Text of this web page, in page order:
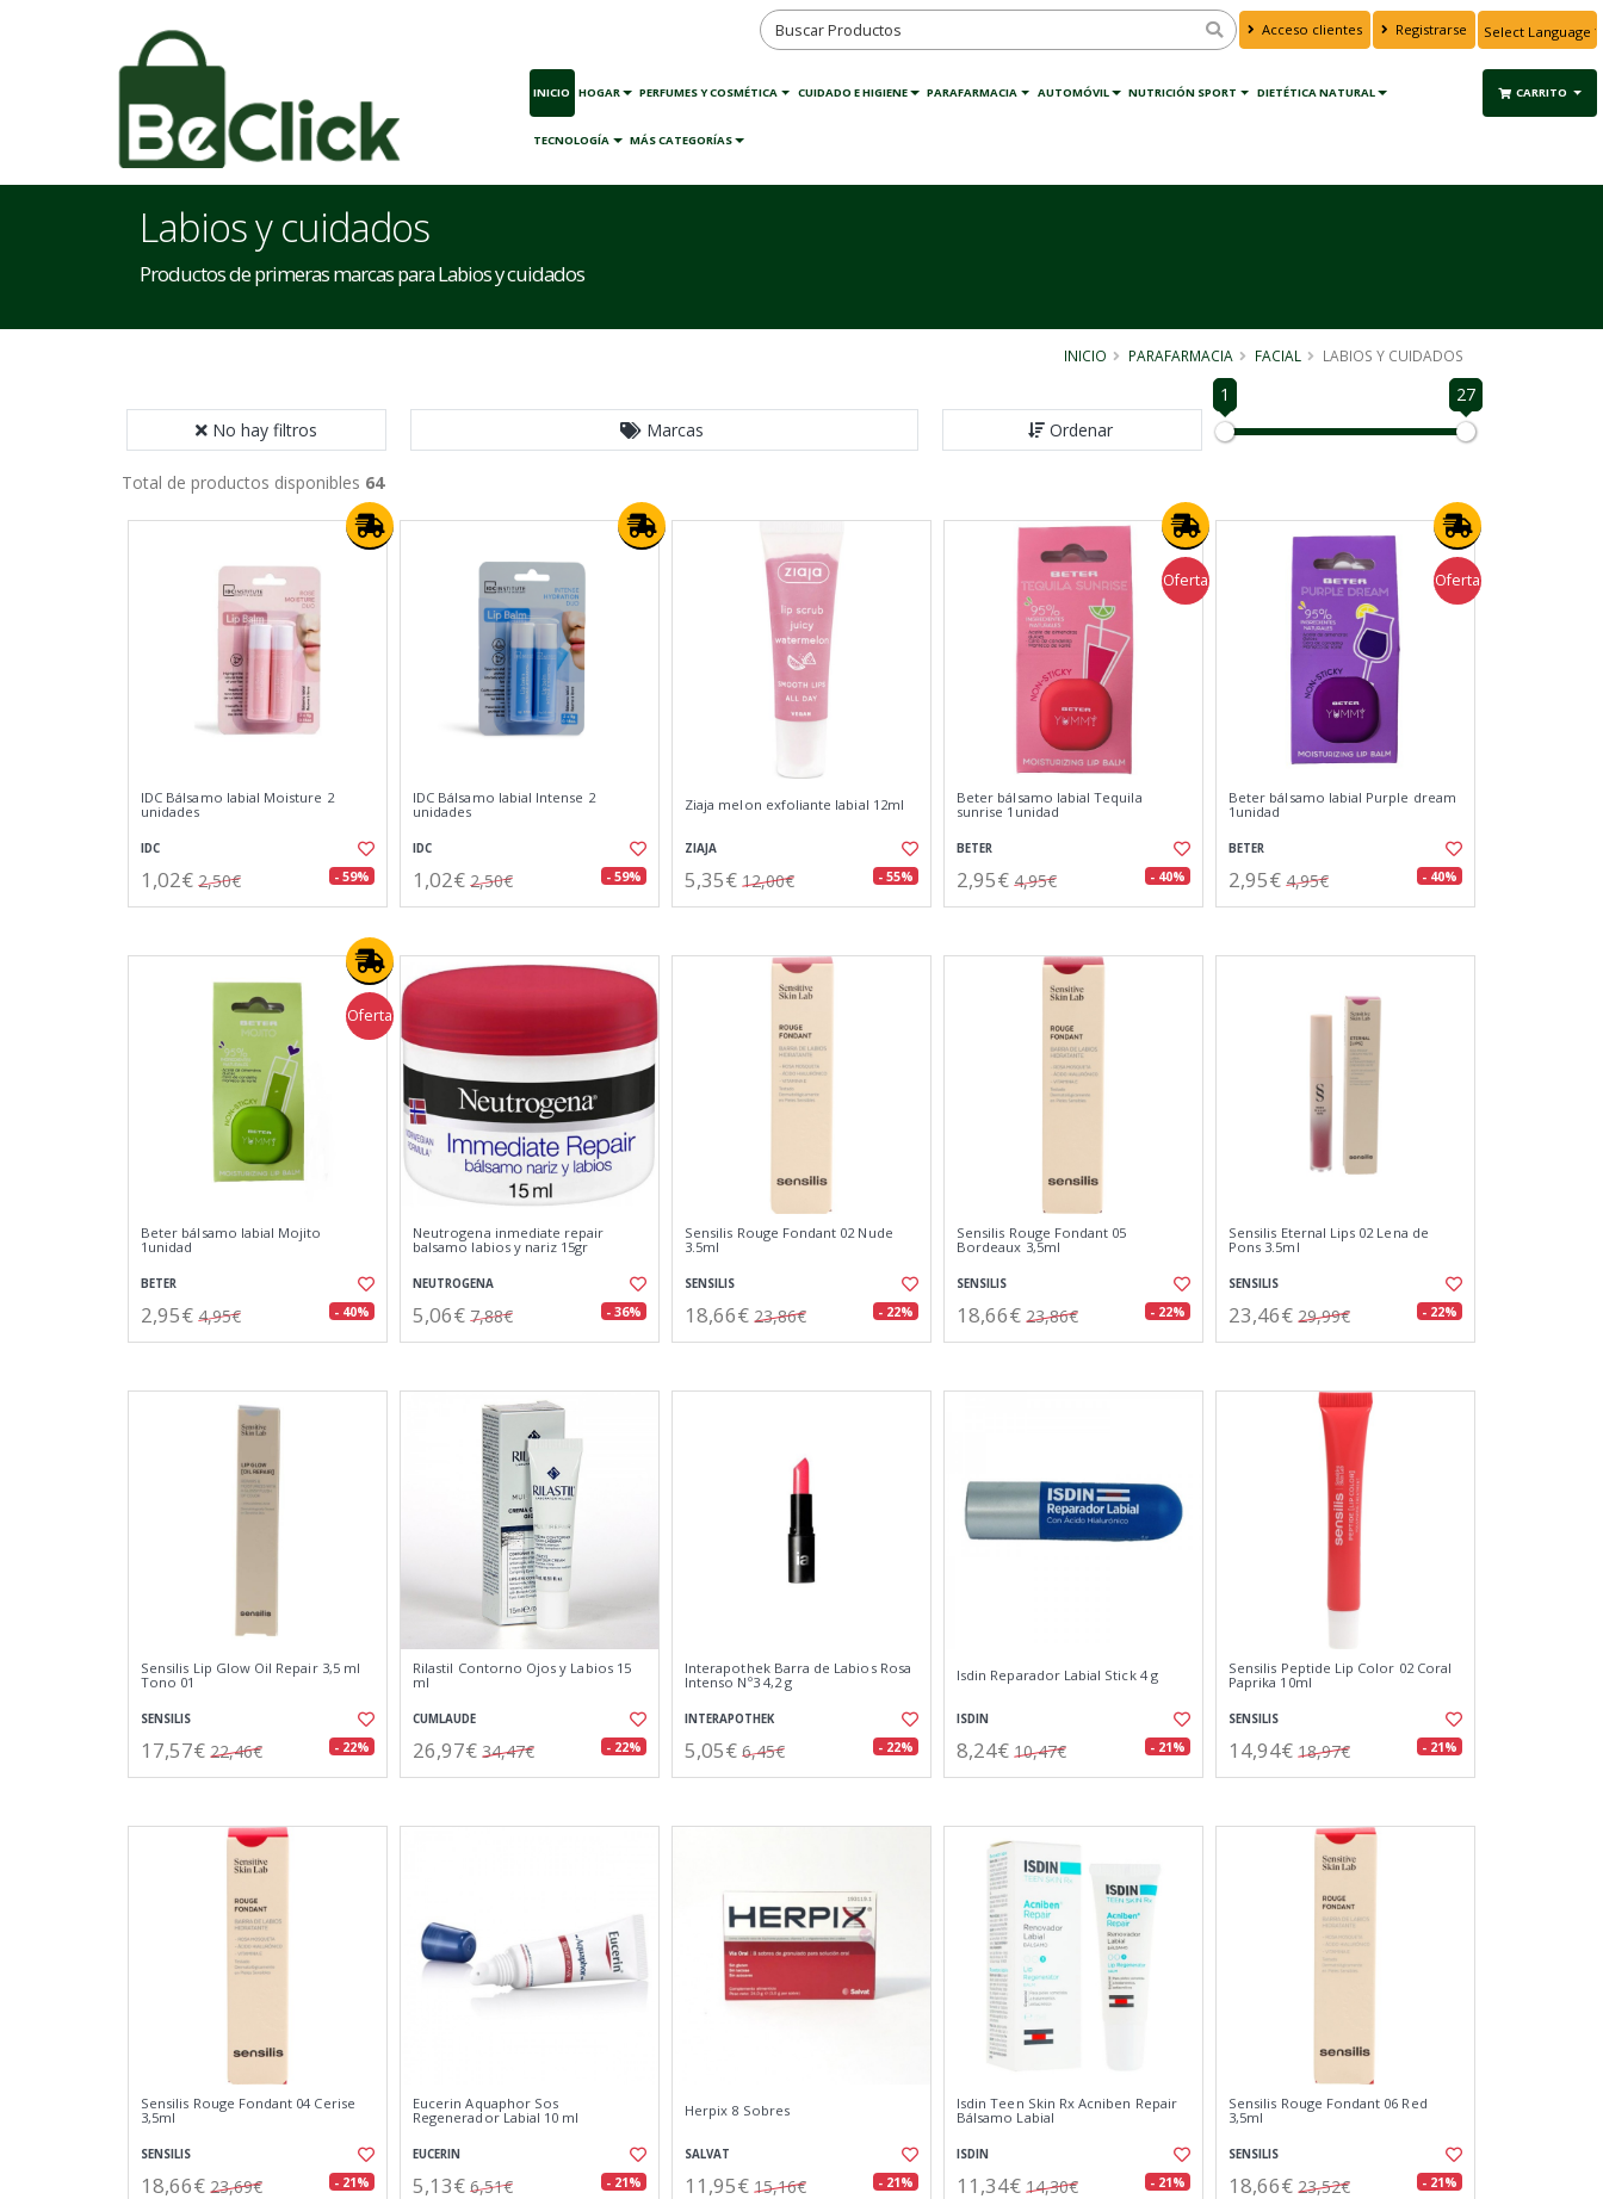
Acceso clientes Registrarse
Translate
INICIO HOGAR PERFUMES Y COSMÉTICA CUIDADO E HIGIENE PARAFARMACIA AUTOMÓVIL NUTRICIÓN SPORT DIETÉTICA NATURAL
TECNOLOGÍA MÁS CATEGORÍAS
CARRITO
Labios y cuidados
Productos de primeras marcas para Labios y cuidados
INICIO PARAFARMACIA FACIAL LABIOS Y CUIDADOS
No hay filtros Marcas Ordenar
1 27
Total de productos disponibles 64
IDC Bálsamo labial Moisture 2
unidades
IDC
1,02€ 2,50€ - 59%
IDC Bálsamo labial Intense 2
unidades
IDC
1,02€ 2,50€ - 59%
Ziaja melon exfoliante labial 12ml
ZIAJA
5,35€ 12,00€ - 55%
Oferta
Beter bálsamo labial Tequila
sunrise 1unidad
BETER
2,95€ 4,95€ - 40%
Oferta
Beter bálsamo labial Purple dream
1unidad
BETER
2,95€ 4,95€ - 40%
Oferta
Beter bálsamo labial Mojito
1unidad
BETER
2,95€ 4,95€ - 40%
Neutrogena inmediate repair
balsamo labios y nariz 15gr
NEUTROGENA
5,06€ 7,88€ - 36%
Sensilis Rouge Fondant 02 Nude
3.5ml
SENSILIS
18,66€ 23,86€ - 22%
Sensilis Rouge Fondant 05
Bordeaux 3,5ml
SENSILIS
18,66€ 23,86€ - 22%
Sensilis Eternal Lips 02 Lena de
Pons 3.5ml
SENSILIS
23,46€ 29,99€ - 22%
Sensilis Lip Glow Oil Repair 3,5 ml
Tono 01
SENSILIS
17,57€ 22,46€ - 22%
Rilastil Contorno Ojos y Labios 15
ml
CUMLAUDE
26,97€ 34,47€ - 22%
Interapothek Barra de Labios Rosa
Intenso Nº3 4,2 g
INTERAPOTHEK
5,05€ 6,45€ - 22%
Isdin Reparador Labial Stick 4 g
ISDIN
8,24€ 10,47€ - 21%
Sensilis Peptide Lip Color 02 Coral
Paprika 10ml
SENSILIS
14,94€ 18,97€ - 21%
Sensilis Rouge Fondant 04 Cerise
3,5ml
SENSILIS
18,66€ 23,69€ - 21%
Eucerin Aquaphor Sos
Regenerador Labial 10 ml
EUCERIN
5,13€ 6,51€ - 21%
Herpix 8 Sobres
SALVAT
11,95€ 15,16€ - 21%
Isdin Teen Skin Rx Acniben Repair
Bálsamo Labial
ISDIN
11,34€ 14,30€ - 21%
Sensilis Rouge Fondant 06 Red
3,5ml
SENSILIS
18,66€ 23,52€ - 21%